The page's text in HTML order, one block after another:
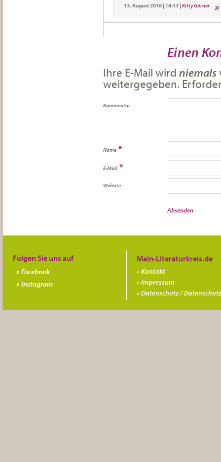
13. August 2018 | 18:13 | Kitty Görner
Einen
Ihre E-Mail wird niemals
weitergegeben.
Kommentar
Name *
E-Mail *
Website
Kontakt
Impressum
Datenschutz /
Folgen Sie uns auf
Facebook
Instagram